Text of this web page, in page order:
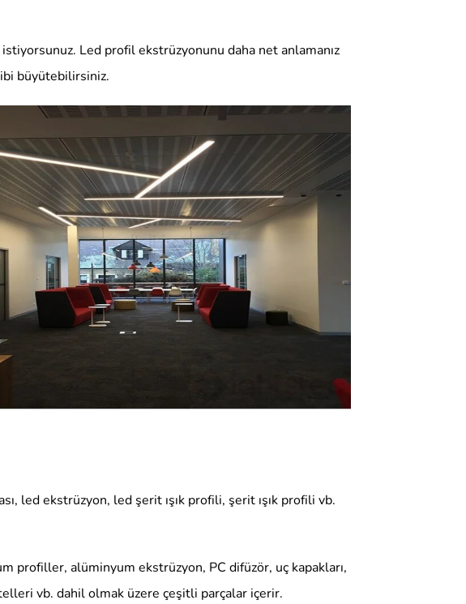
Led profil ekstrüzyonunu daha net anlamanız
büyütebilirsiniz.
led ekstrüzyon, led şerit ışık profili, şerit ışık profili vb.
profiller, alüminyum ekstrüzyon, PC difüzör, uç kapakları,
vb. dahil olmak üzere çeşitli parçalar içerir.